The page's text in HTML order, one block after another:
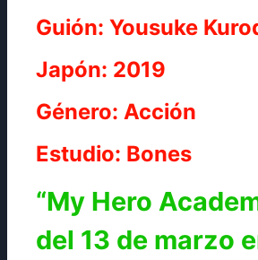
Guión: Yousuke
Japón: 2019
Género: Acción
Estudio: Bones
“My Hero
del 13 de marzo